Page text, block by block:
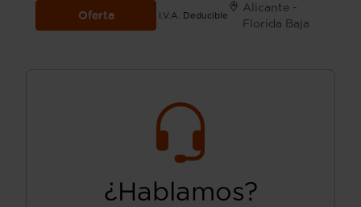
Oferta I.V.A. Deducible
Alicante -
Florida Baja
¿Hablamos?